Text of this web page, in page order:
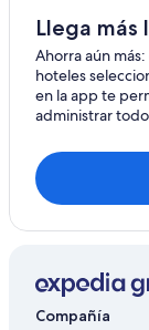
Hoteles gay
Hoteles que
Hoteles en Cassis
Villas en Cassis
Hoteles en La
Hoteles en Cuges-
Hoteles con spa en
Hoteles en La
Llega más
Ahorra aún
hoteles
en la app te
administrar
Compañía